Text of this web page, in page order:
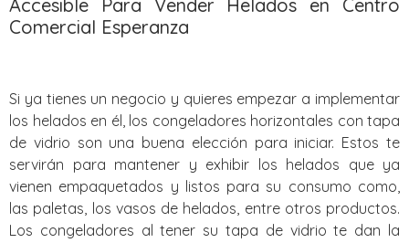
Accesible Para Vender Helados en Centro
Comercial Esperanza
Si ya tienes un negocio y quieres empezar a implementar
los helados en él, los congeladores horizontales con tapa
de vidrio son una buena elección para iniciar. Estos te
servirán para mantener y exhibir los helados que ya
vienen empaquetados y listos para su consumo como,
las paletas, los vasos de helados, entre otros productos.
Los congeladores al tener su tapa de vidrio te dan la